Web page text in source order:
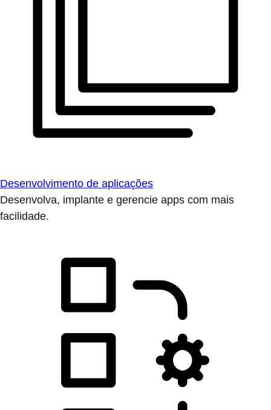
Desenvolvimento de aplicações
Desenvolva, implante e gerencie apps com mais
facilidade.